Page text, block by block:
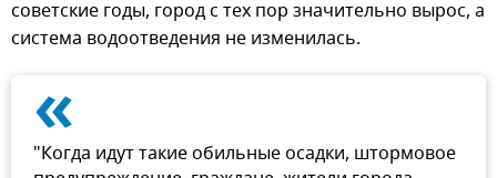
советские годы, город с тех пор значительно вырос, а
система водоотведения не изменилась.
«
"Когда идут такие обильные осадки, штормовое